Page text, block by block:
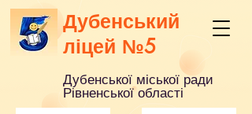
Дубенський
ліцей №5
Дубенської міської ради
Рівненської області